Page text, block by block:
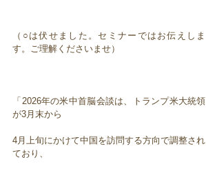
（○は伏せました。セミナーではお伝えしま
す。ご理解くださいませ）
「2026年の米中首脳会談は、トランプ米大統領
が3月末から
4月上旬にかけて中国を訪問する方向で調整され
ており、